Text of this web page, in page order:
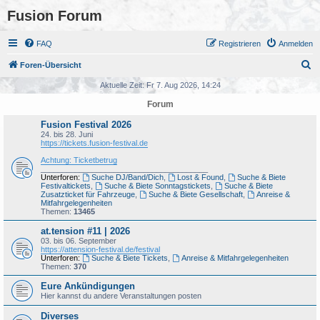
Fusion Forum
FAQ Anmelden
Registrieren
Foren-Übersicht
Aktuelle Zeit: Fr 7. Aug 2026, 14:24
Forum
Fusion Festival 2026
24. bis 28. Juni
https://tickets.fusion-festival.de
Achtung: Ticketbetrug
Unterforen:
Suche DJ/Band/Dich, Lost & Found,
Suche & Biete
Festivaltickets
Suche & Biete Sonntagstickets
Suche & Biete
Zusatzticket für Fahrzeuge
Suche & Biete Gesellschaft,
Anreise &
Mitfahrgelegenheiten
Themen: 13465
at.tension #11 | 2026
03. bis 06. September
https://attension-festival.de/festival
Unterforen:
Suche & Biete Tickets
Anreise & Mitfahrgelegenheiten
Themen: 370
Eure Ankündigungen
Hier kannst du andere Veranstaltungen posten
Diverses